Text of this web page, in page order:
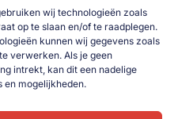
wij technologieën zoals
op te slaan en/of te raadplegen.
kunnen wij gegevens zoals
verwerken. Als je geen
intrekt, kan dit een nadelige
en mogelijkheden.
steekwagen met
luchtbanden – 200 kg